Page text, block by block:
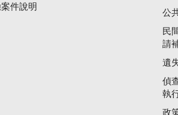
件說明
公
民
請
遺
偵
執
政